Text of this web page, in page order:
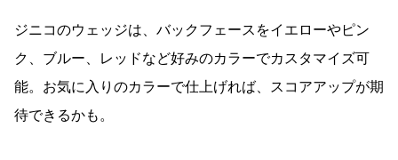
ジニコのウェッジは、バックフェースをイエローやピン
ク、ブルー、レッドなど好みのカラーでカスタマイズ可
能。お気に入りのカラーで仕上げれば、スコアアップが期
待できるかも。